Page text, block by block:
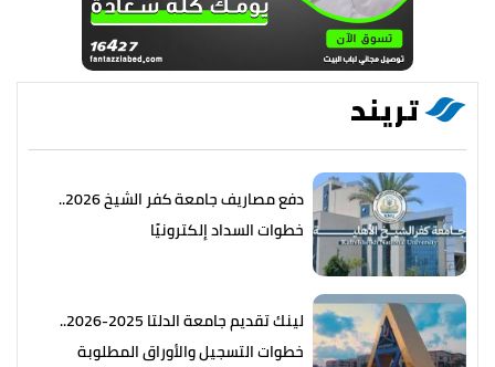
تريند
دفع مصاريف جامعة كفر الشيخ 2026..
خطوات السداد إلكترونيًا
لينك تقديم جامعة الدلتا 2025-2026..
خطوات التسجيل والأوراق المطلوبة